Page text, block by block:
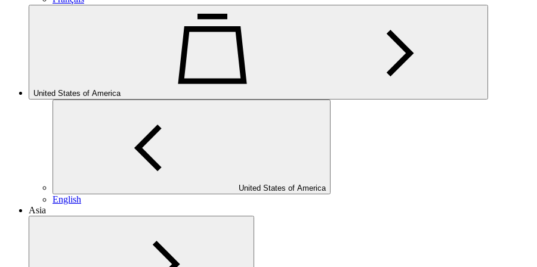
United States of America
United States of America
English
Asia